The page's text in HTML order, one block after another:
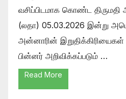
வசிப்பிடமாக கொண்ட திருமதி
(லதா) 05.03.2026 இன்று
அன்னாரின்
பின்னர் அறிவிக்கப்படும் …
Read More